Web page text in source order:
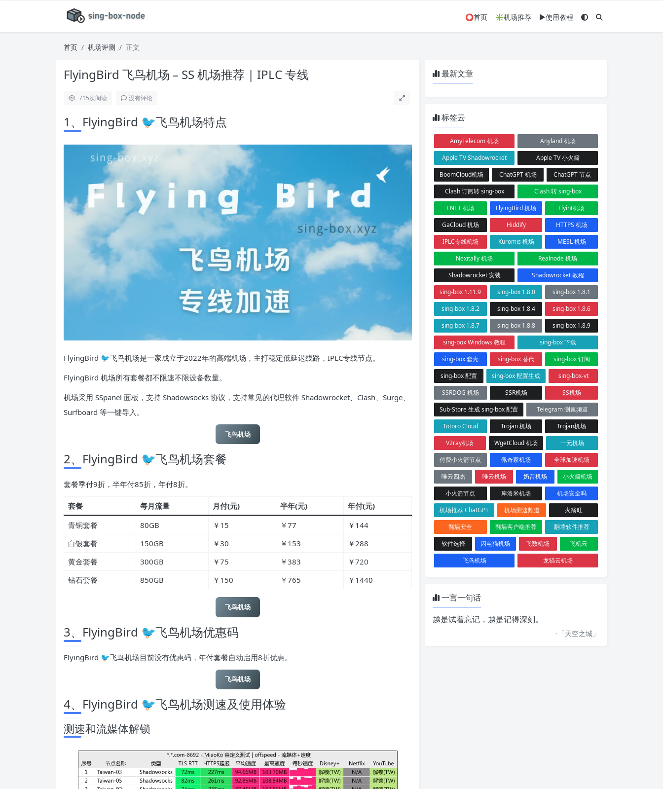
⭕首页 ❇️机场推荐 ▶️使用教程
首页 机场评测 正文
FlyingBird 飞鸟机场 – SS 机场推荐 | IPLC 专线
715次阅读 没有评论
1、FlyingBird 🐦飞鸟机场特点
FlyingBird 🐦飞鸟机场是一家成立于2022年的高端机场，主打稳定低延迟线路，IPLC专线节点。
FlyingBird 机场所有套餐都不限速不限设备数量。
机场采用 SSpanel 面板，支持 Shadowsocks 协议，支持常见的代理软件 Shadowrocket、Clash、Surge、
Surfboard 等一键导入。
飞鸟机场
2、FlyingBird 🐦飞鸟机场套餐
套餐季付9折，半年付85折，年付8折。
套餐 每月流量 月付(元) 半年(元)
年付(元)
青铜套餐
80GB ￥15 ￥77
￥144
白银套餐
150GB ￥30 ￥153
￥288
黄金套餐
300GB ￥75 ￥383
￥720
钻石套餐
850GB ￥150 ￥765 ￥1440
飞鸟机场
3、FlyingBird 🐦飞鸟机场优惠码
FlyingBird 🐦飞鸟机场目前没有优惠码，年付套餐自动启用8折优惠。
飞鸟机场
4、FlyingBird 🐦飞鸟机场测速及使用体验
测速和流媒体解锁
最新文章
标签云
AmyTelecom 机场
Anyland 机场
Apple TV Shadowrocket
Apple TV 小火箭
BoomCloud机场
ChatGPT 机场
ChatGPT 节点
Clash 订阅转 sing-box
Clash 转 sing-box
ENET 机场
FlyingBird 机场
Flyint机场
GaCloud 机场
Hiddify
HTTPS 机场
IPLC专线机场
Kuromis 机场
MESL 机场
Nexitally 机场
Realnode 机场
Shadowrocket 安装
Shadowrocket 教程
sing-box 1.11.9
sing-box 1.8.0
sing-box 1.8.1
sing-box 1.8.2
sing-box 1.8.4
sing-box 1.8.6
sing-box 1.8.7
sing-box 1.8.8
sing-box 1.8.9
sing-box Windows 教程
sing-box 下载
sing-box 套壳
sing-box 替代
sing-box 订阅
sing-box 配置
sing-box 配置生成
sing-box-vt
SSRDOG 机场
SSR机场
SS机场
Sub-Store 生成 sing-box 配置
Telegram 测速频道
Totoro Cloud
Trojan 机场
Trojan机场
V2ray机场
WgetCloud 机场
一元机场
付费小火箭节点
佩奇家机场
全球加速机场
唯云四杰
唯云机场 奶昔机场
小火箭机场
小火箭节点
库洛米机场
机场安全吗
机场推荐 ChatGPT
机场测速频道
火箭旺
翻墙安全
翻墙客户端推荐
翻墙软件推荐
软件选择
闪电猫机场 飞数机场
飞机云
飞鸟机场
龙猫云机场
一言一句话
越是试着忘记，越是记得深刻。
-「天空之城 」